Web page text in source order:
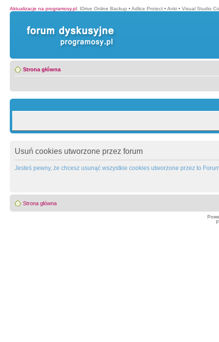
Aktualizacje na programosy.pl: IDrive Online Backup • Adlice Protect • Anki • Visual Studio
Strona główna
Usuń cookies utworzone przez forum
Jesteś pewny, że chcesz usunąć wszystkie cookies utworzone przez to
Strona główna